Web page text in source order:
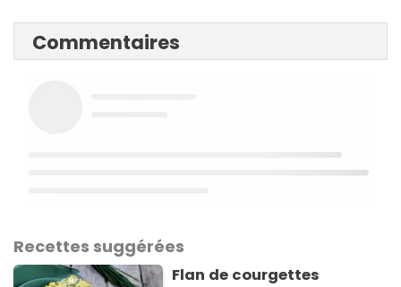
Commentaires
Recettes suggérées
Flan de courgettes